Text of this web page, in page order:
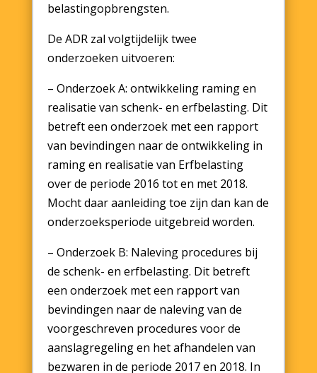
belastingopbrengsten.
De ADR zal volgtijdelijk twee
onderzoeken uitvoeren:
– Onderzoek A: ontwikkeling raming en
realisatie van schenk- en erfbelasting. Dit
betreft een onderzoek met een rapport
van bevindingen naar de ontwikkeling in
raming en realisatie van Erfbelasting
over de periode 2016 tot en met 2018.
Mocht daar aanleiding toe zijn dan kan de
onderzoeksperiode uitgebreid worden.
– Onderzoek B: Naleving procedures bij
de schenk- en erfbelasting. Dit betreft
een onderzoek met een rapport van
bevindingen naar de naleving van de
voorgeschreven procedures voor de
aanslagregeling en het afhandelen van
bezwaren in de periode 2017 en 2018. In